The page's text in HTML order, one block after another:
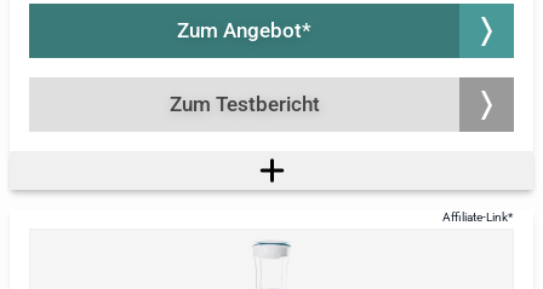
getesteten Geräte auf. Dank des praktischen Zapfhahns
gestaltet sich die Entnahme des Wassers unkompliziert.
Zum Testbericht
Zum Angebot*